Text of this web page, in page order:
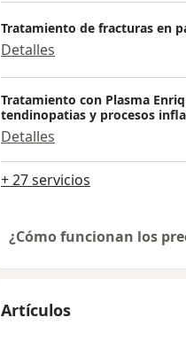
Tratamiento de fracturas en
Detalles
Tratamiento con Plasma
tendinopatias y procesos
Detalles
+ 27 servicios
¿Cómo funcionan los
Artículos